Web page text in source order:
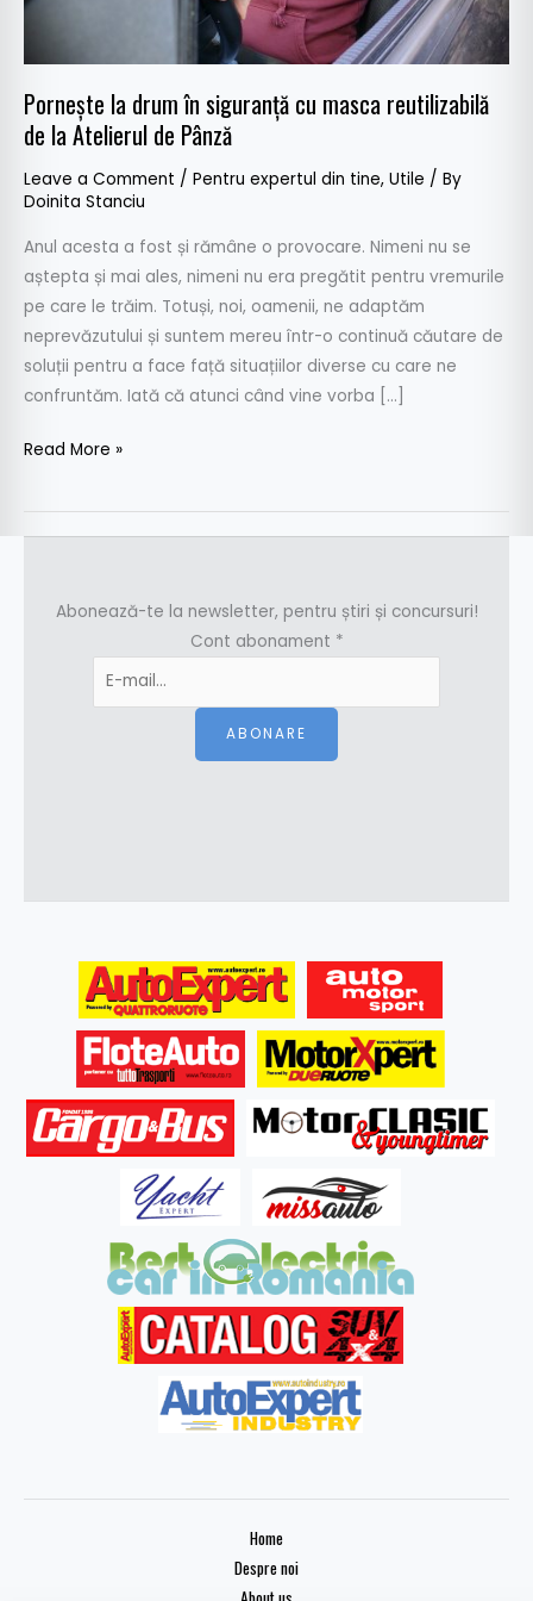
Pornește la drum în siguranță cu masca reutilizabilă
de la Atelierul de Pânză
Leave a Comment / Pentru expertul din tine, Utile / By
Doinita Stanciu
Anul acesta a fost și rămâne o provocare. Nimeni nu se
aștepta și mai ales, nimeni nu era pregătit pentru vremurile
pe care le trăim. Totuși, noi, oamenii, ne adaptăm
neprevăzutului și suntem mereu într-o continuă căutare de
soluții pentru a face față situațiilor diverse cu care ne
confruntăm. Iată că atunci când vine vorba […]
reutilizabilă
la
Atelierul
de
Read More »
Abonează-te la newsletter, pentru știri și concursuri!
Cont abonament *
ABONARE
Home
Despre noi